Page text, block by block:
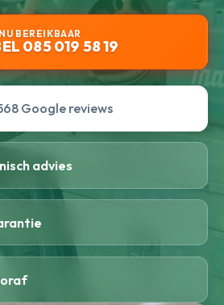
BEREIKBAAR
085 019 58 19
Google reviews
advies